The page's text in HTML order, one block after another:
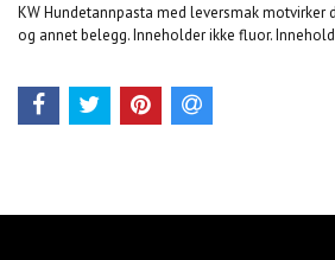
KW Hundetannpasta med leversmak motvirker
og annet belegg. Inneholder ikke fluor.